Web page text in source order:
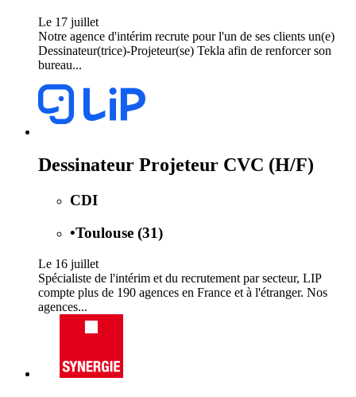
Le 17 juillet
Notre agence d'intérim recrute pour l'un de ses clients un(e)
Dessinateur(trice)-Projeteur(se) Tekla afin de renforcer son
bureau...
Dessinateur Projeteur CVC (H/F)
CDI
•Toulouse (31)
Le 16 juillet
Spécialiste de l'intérim et du recrutement par secteur, LIP
compte plus de 190 agences en France et à l'étranger. Nos
agences...